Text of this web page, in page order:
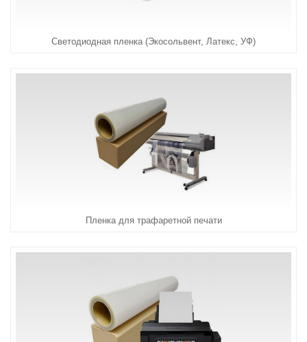
Светодиодная пленка (Экосольвент, Латекс, УФ)
Пленка для трафаретной печати